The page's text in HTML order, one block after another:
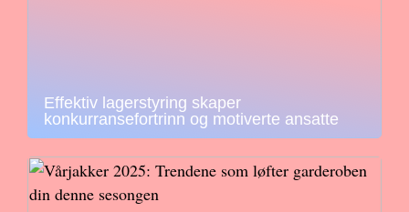
Effektiv lagerstyring skaper
konkurransefortrinn og motiverte ansatte